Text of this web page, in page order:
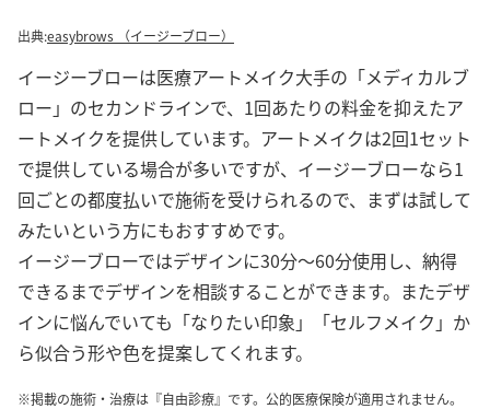
出典:easybrows （イージーブロー）
イージーブローは医療アートメイク大手の「メディカルブ
ロー」のセカンドラインで、1回あたりの料金を抑えたア
ートメイクを提供しています。アートメイクは2回1セット
で提供している場合が多いですが、イージーブローなら1
回ごとの都度払いで施術を受けられるので、まずは試して
みたいという方にもおすすめです。
イージーブローではデザインに30分～60分使用し、納得
できるまでデザインを相談することができます。またデザ
インに悩んでいても「なりたい印象」「セルフメイク」か
ら似合う形や色を提案してくれます。
※掲載の施術・治療は『自由診療』です。公的医療保険が適用されません。